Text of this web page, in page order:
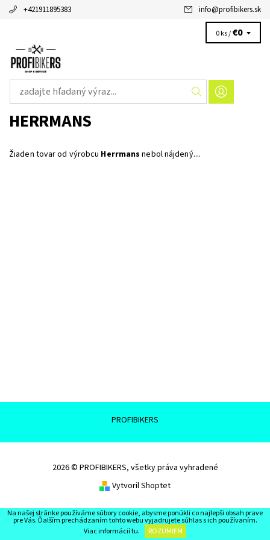
+421911895383 info@profibikers.sk
0 ks /€0
HERRMANS
Žiaden tovar od výrobcu Herrmans nebol nájdený....
PROFIBIKERS
2026 © PROFIBIKERS, všetky práva vyhradené
Vytvoril Shoptet
Na našej stránke používáme súbory cookie, abysme ponúkli co najlepši obsah prave
pre Vás. Ďalším prechádzaním tohto webu vyjadrujete súhlas s ich používaním.
Viac informáciítu. ROZUMIEM